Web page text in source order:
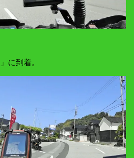
に到着。